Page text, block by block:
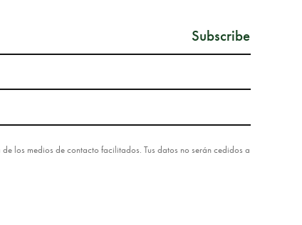
los medios de contacto facilitados. Tus datos no serán cedidos a